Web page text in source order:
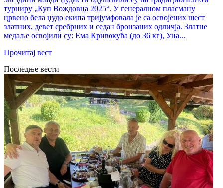
турниру „Куп Вождовца 2025“. У генералном пласману
црвено бела џудо екипа тријумфовала је са освојених шест
златних, девет сребрних и седан бронзаних одличја. Златне
медаље освојили су: Ема Кривокућа (до 36 кг), Уна...
Прочитај вест
Последње вести